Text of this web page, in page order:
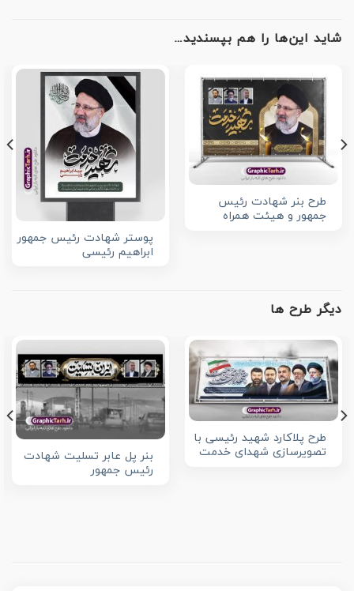
شاید این‌ها را هم بپسندید…
طرح بنر شهادت رئیس
جمهور و هیئت همراه
پوستر شهادت رئیس جمهور
ابراهیم رئیسی
دیگر طرح ها
طرح پلاکارد شهید رئیسی با
تصویرسازی شهدای خدمت
بنر پل عابر تسلیت شهادت
رئیس جمهور